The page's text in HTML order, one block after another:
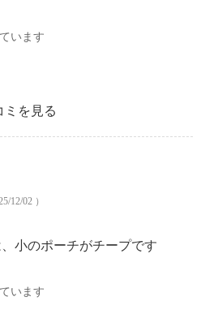
います
ミを見る
12/02 ）
小のポーチがチープです
います